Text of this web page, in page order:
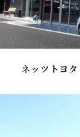
ネッツトヨ